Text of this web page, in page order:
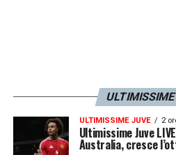
ULTIMISSIME JUVE 2
Ultimissime Juve
Australia, cresce